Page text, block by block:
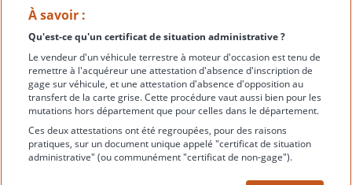
À savoir :
Qu'est-ce qu'un certificat de situation administrative ?
Le vendeur d'un véhicule terrestre à moteur d'occasion est tenu de
remettre à l'acquéreur une attestation d'absence d'inscription de
gage sur véhicule, et une attestation d'absence d'opposition au
transfert de la carte grise. Cette procédure vaut aussi bien pour les
mutations hors département que pour celles dans le département.
Ces deux attestations ont été regroupées, pour des raisons
pratiques, sur un document unique appelé "certificat de situation
administrative" (ou communément "certificat de non-gage").